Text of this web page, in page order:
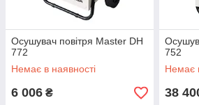
Осушувач повітря Master DH
772
Немає в наявності
6 006 ₴
752
Немає
38